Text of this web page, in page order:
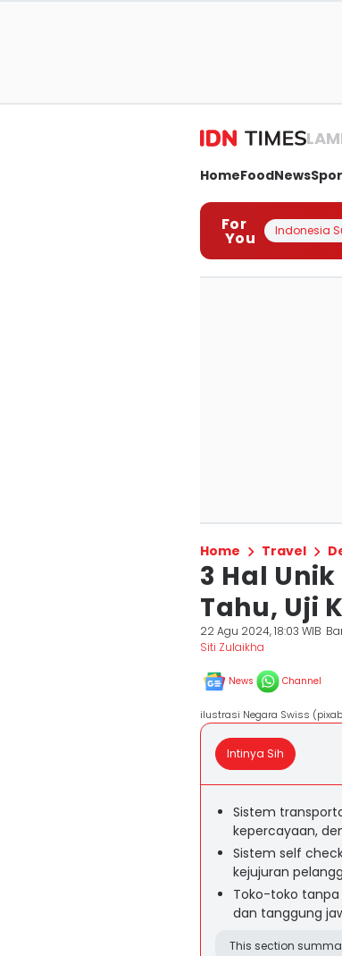
HomeFoodNews
For
You Indonesia
Home Travel
3 Hal
Tahu, Uji
22 Agu 2024, 18:03 WIB
Siti Zulaikha
News Channel
ilustrasi Negara Swiss
Intinya Sih
Sistem
kepercayaan,
Sistem self
kejujuran
Toko-toko tanpa
dan tanggung
This section